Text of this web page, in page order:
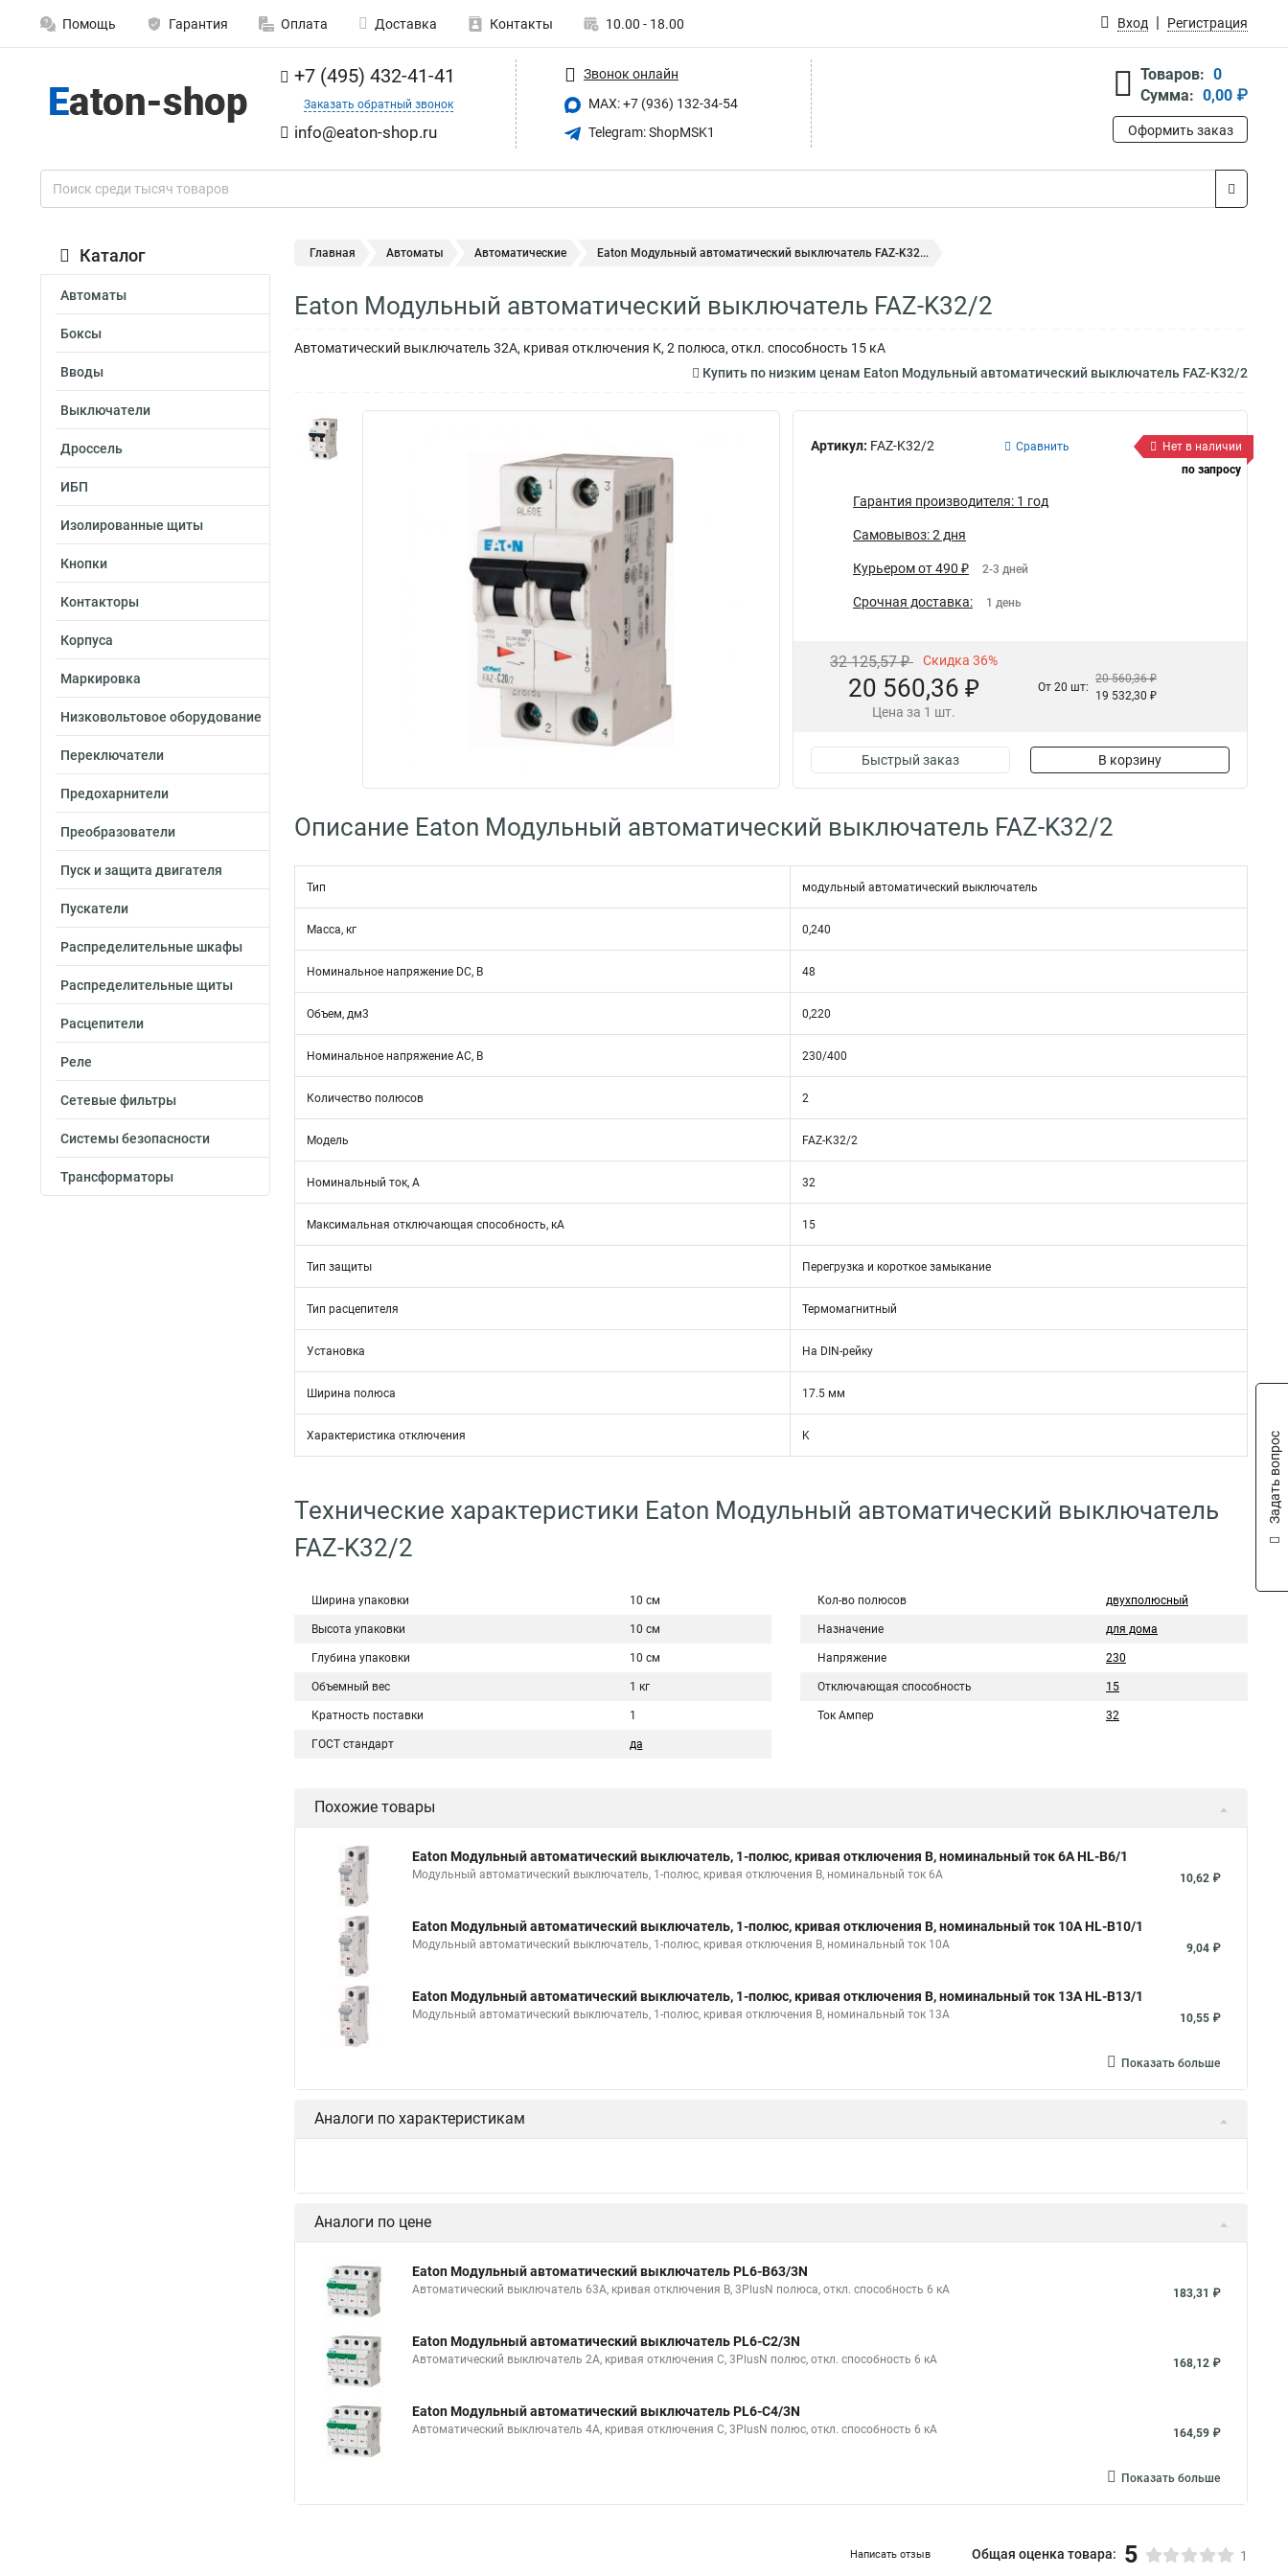
Помощь Гарантия Оплата Доставка Контакты 10.00 - 18.00 Вход Регистрация
+7 (495) 432-41-41
Заказать обратный звонок
info@eaton-shop.ru
Звонок онлайн
MAX: +7 (936) 132-34-54
Telegram: ShopMSK1
Товаров: 0
Сумма: 0,00 ₽
Оформить заказ
Каталог
Автоматы
Боксы
Вводы
Выключатели
Дроссель
ИБП
Изолированные щиты
Кнопки
Контакторы
Корпуса
Маркировка
Низковольтовое оборудование
Переключатели
Предохарнители
Преобразователи
Пуск и защита двигателя
Пускатели
Распределительные шкафы
Распределительные щиты
Расцепители
Реле
Сетевые фильтры
Системы безопасности
Трансформаторы
Главная Автоматы Автоматические Eaton Модульный автоматический выключатель FAZ-K32...
Eaton Модульный автоматический выключатель FAZ-K32/2
Автоматический выключатель 32А, кривая отключения К, 2 полюса, откл. способность 15 кА
Купить по низким ценам Eaton Модульный автоматический выключатель FAZ-K32/2
Артикул: FAZ-K32/2 Сравнить
Нет в наличии
по запросу
Гарантия производителя: 1 год
Самовывоз: 2 дня
Курьером от 490 ₽ 2-3 дней
Срочная доставка: 1 день
32 125,57 ₽ Скидка 36%
20 560,36 ₽
Цена за 1 шт.
От 20 шт:
20 560,36 ₽
19 532,30 ₽
Быстрый заказ В корзину
Описание Eaton Модульный автоматический выключатель FAZ-K32/2
Тип модульный автоматический выключатель
Масса, кг 0,240
Номинальное напряжение DC, В 48
Объем, дм3 0,220
Номинальное напряжение АС, В 230/400
Количество полюсов 2
Модель FAZ-K32/2
Номинальный ток, А 32
Максимальная отключающая способность, кА 15
Тип защиты Перегрузка и короткое замыкание
Тип расцепителя Термомагнитный
Установка На DIN-рейку
Ширина полюса 17.5 мм
Характеристика отключения K
Технические характеристики Eaton Модульный автоматический выключатель
FAZ-K32/2
Ширина упаковки 10 см
Высота упаковки 10 см
Глубина упаковки 10 см
Объемный вес 1 кг
Кратность поставки 1
ГОСТ стандарт да
Кол-во полюсов двухполюсный
Назначение для дома
Напряжение 230
Отключающая способность 15
Ток Ампер 32
Похожие товары
Eaton Модульный автоматический выключатель, 1-полюс, кривая отключения B, номинальный ток 6А HL-B6/1
Модульный автоматический выключатель, 1-полюс, кривая отключения B, номинальный ток 6А 10,62 ₽
Eaton Модульный автоматический выключатель, 1-полюс, кривая отключения B, номинальный ток 10А HL-B10/1
Модульный автоматический выключатель, 1-полюс, кривая отключения B, номинальный ток 10А 9,04 ₽
Eaton Модульный автоматический выключатель, 1-полюс, кривая отключения B, номинальный ток 13А HL-B13/1
Модульный автоматический выключатель, 1-полюс, кривая отключения B, номинальный ток 13А 10,55 ₽
Показать больше
Аналоги по характеристикам
Аналоги по цене
Eaton Модульный автоматический выключатель PL6-B63/3N
Автоматический выключатель 63А, кривая отключения В, 3PlusN полюса, откл. способность 6 кА 183,31 ₽
Eaton Модульный автоматический выключатель PL6-C2/3N
Автоматический выключатель 2А, кривая отключения С, 3PlusN полюс, откл. способность 6 кА 168,12 ₽
Eaton Модульный автоматический выключатель PL6-C4/3N
Автоматический выключатель 4А, кривая отключения С, 3PlusN полюс, откл. способность 6 кА 164,59 ₽
Показать больше
Написать отзыв Общая оценка товара: 5 1
Задать вопрос